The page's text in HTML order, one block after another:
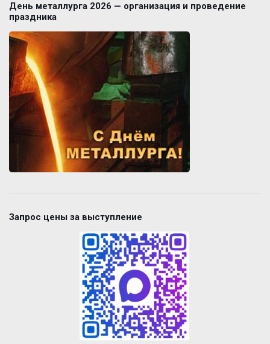
День металлурга 2026 — организация и проведение
праздника
Запрос цены за выступление